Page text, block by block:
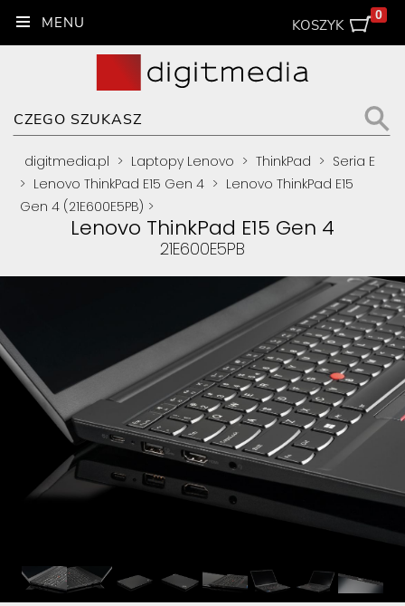
KOSZYK
0
digitmedia.pl > Laptopy Lenovo > ThinkPad > Seria E
> Lenovo ThinkPad E15 Gen 4 > Lenovo ThinkPad E15
Gen 4 (21E600E5PB) >
Lenovo ThinkPad E15 Gen 4
21E600E5PB